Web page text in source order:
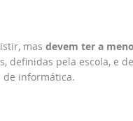
mas devem ter a
definidas pela escola, e
de informática.